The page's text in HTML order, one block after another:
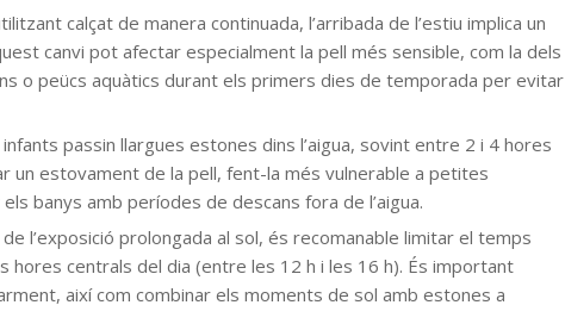
calçat de manera continuada, l’arribada de l’estiu implica un
canvi pot afectar especialment la pell més sensible, com la dels
o peücs aquàtics durant els primers dies de temporada per evitar
passin llargues estones dins l’aigua, sovint entre 2 i 4 hores
un estovament de la pell, fent-la més vulnerable a petites
banys amb períodes de descans fora de l’aigua.
l’exposició prolongada al sol, és recomanable limitar el temps
centrals del dia (entre les 12 h i les 16 h). És important
així com combinar els moments de sol amb estones a